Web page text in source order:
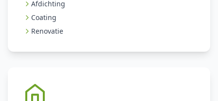
Afdichting
Coating
Renovatie